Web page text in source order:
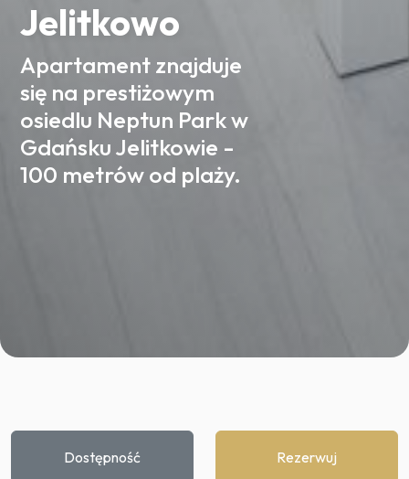
Jelitkowo
Apartament znajduje
się na prestiżowym
osiedlu Neptun Park w
Gdańsku Jelitkowie -
100 metrów od plaży.
Dostępność Rezerwuj